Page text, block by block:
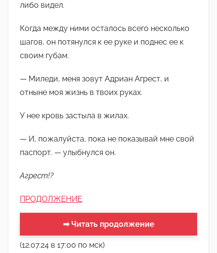
либо видел.
Когда между ними осталось всего несколько
шагов, он потянулся к ее руке и поднес ее к
своим губам.
— Миледи, меня зовут Адриан Агрест, и
отныне моя жизнь в твоих руках.
У нее кровь застыла в жилах.
— И, пожалуйста, пока не показывай мне свой
паспорт. — улыбнулся он.
Агрест!?
ПРОДОЛЖЕНИЕ
➡ Читать продолжение
(12.07.24 в 17:00 по мск)